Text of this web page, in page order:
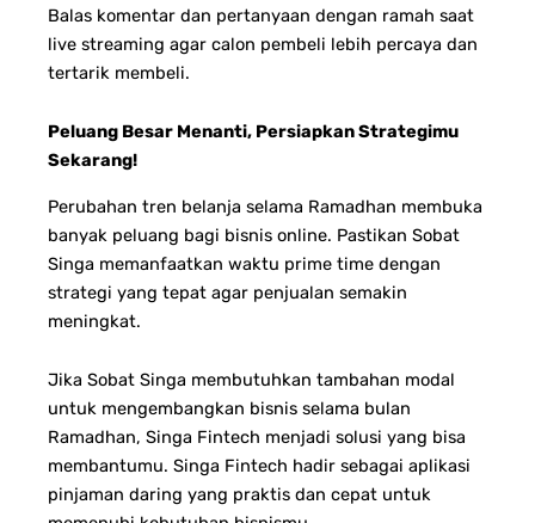
Balas komentar dan pertanyaan dengan ramah saat
live streaming agar calon pembeli lebih percaya dan
tertarik membeli.
Peluang Besar Menanti, Persiapkan Strategimu
Sekarang!
Perubahan tren belanja selama Ramadhan membuka
banyak peluang bagi bisnis online. Pastikan Sobat
Singa memanfaatkan waktu prime time dengan
strategi yang tepat agar penjualan semakin
meningkat.
Jika Sobat Singa membutuhkan tambahan modal
untuk mengembangkan bisnis selama bulan
Ramadhan, Singa Fintech menjadi solusi yang bisa
membantumu. Singa Fintech hadir sebagai aplikasi
pinjaman daring yang praktis dan cepat untuk